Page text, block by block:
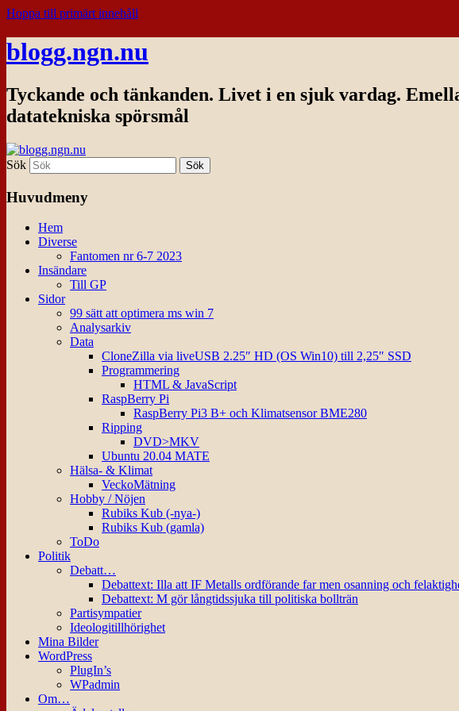
Hoppa till primärt innehåll
blogg.ngn.nu
Tyckande och tänkanden. Livet i en sjuk vardag.
datatekniska spörsmål
Sök
Huvudmeny
Hem
Diverse
Fantomen nr 6-7 2023
Insändare
Till GP
Sidor
99 sätt att optimera ms win 7
Analysarkiv
Data
CloneZilla via liveUSB 2.25″ HD (OS Win10) till 2,25″ SSD
Programmering
HTML & JavaScript
RaspBerry Pi
RaspBerry Pi3 B+ och Klimatsensor BME280
Ripping
DVD>MKV
Ubuntu 20.04 MATE
Hälsa- & Klimat
VeckoMätning
Hobby / Nöjen
Rubiks Kub (-nya-)
Rubiks Kub (gamla)
ToDo
Politik
Debatt…
Debattext: Illa att IF Metalls ordförande far men osanning och
Debattext: M gör långtidssjuka till politiska bollträn
Partisympatier
Ideologitillhörighet
Mina Bilder
WordPress
PlugIn’s
WPadmin
Om…